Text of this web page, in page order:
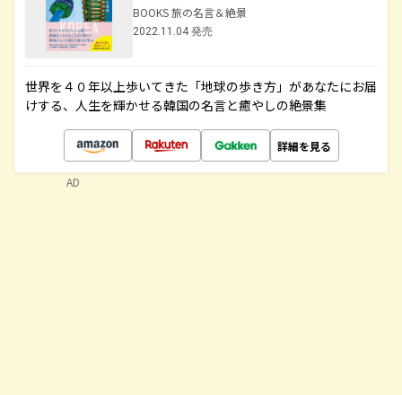
BOOKS 旅の名言＆絶景
2022.11.04 発売
世界を４０年以上歩いてきた「地球の歩き方」があなたにお届
けする、人生を輝かせる韓国の名言と癒やしの絶景集
詳細を見る
AD